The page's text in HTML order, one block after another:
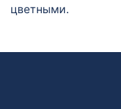
цветными.